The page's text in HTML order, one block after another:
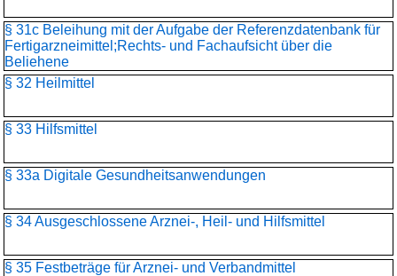
§ 31c Beleihung mit der Aufgabe der Referenzdatenbank für
Fertigarzneimittel;Rechts- und Fachaufsicht über die
Beliehene
§ 32 Heilmittel
§ 33 Hilfsmittel
§ 33a Digitale Gesundheitsanwendungen
§ 34 Ausgeschlossene Arznei-, Heil- und Hilfsmittel
§ 35 Festbeträge für Arznei- und Verbandmittel